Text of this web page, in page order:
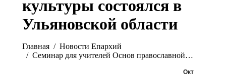
культуры состоялся в
Ульяновской области
Главная
Новости Епархий
Семинар для учителей Основ православной…
Окт